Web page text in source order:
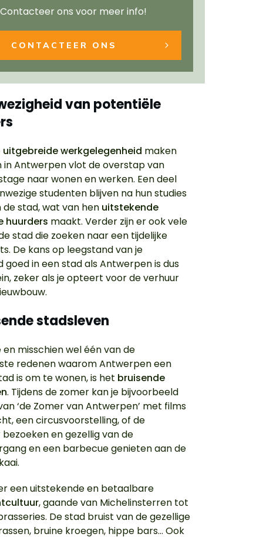
Contacteer ons voor meer info!
CONTACTEER ONS
van potentiële
uitgebreide werkgelegenheid maken
in Antwerpen vlot de overstap van
naar wonen en werken. Een deel
studenten blijven na hun studies
de stad, wat van hen uitstekende
huurders maakt. Verder zijn er ook vele
stad die zoeken naar een tijdelijke
De kans op leegstand van je
goed in een stad als Antwerpen is dus
zeker als je opteert voor de verhuur
stadsleven
en misschien wel één van de
redenen waarom Antwerpen een
is om te wonen, is het bruisende
. Tijdens de zomer kan je bijvoorbeeld
‘de Zomer van Antwerpen’ met films
een circusvoorstelling, of de
en gezellig van de
en een barbecue genieten aan de
een uitstekende en betaalbare
, gaande van Michelinsterren tot
De stad bruist van de gezellige
bruine kroegen, hippe bars… Ook